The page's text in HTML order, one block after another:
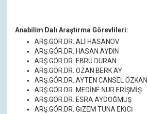
Anabilim Dalı Araştırma Görevlileri:
ARŞ.GÖR.DR. ALİ HASANOV
ARŞ.GÖR.DR. HASAN AYDIN
ARŞ.GÖR.DR. EBRU DURAN
ARŞ.GÖR.DR. OZAN BERK AY
ARŞ.GÖR.DR. AYTEN CANSEL ÖZKAN
ARŞ.GÖR.DR. MEDİNE NUR ERİŞMİŞ
ARŞ.GÖR.DR. ESRA AYDOĞMUŞ
ARŞ.GÖR.DR. GİZEM TUNA EKİCİ